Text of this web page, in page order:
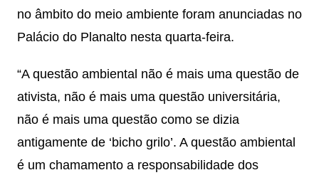
no âmbito do meio ambiente foram anunciadas no
Palácio do Planalto nesta quarta-feira.
“A questão ambiental não é mais uma questão de
ativista, não é mais uma questão universitária,
não é mais uma questão como se dizia
antigamente de ‘bicho grilo’. A questão ambiental
é um chamamento a responsabilidade dos